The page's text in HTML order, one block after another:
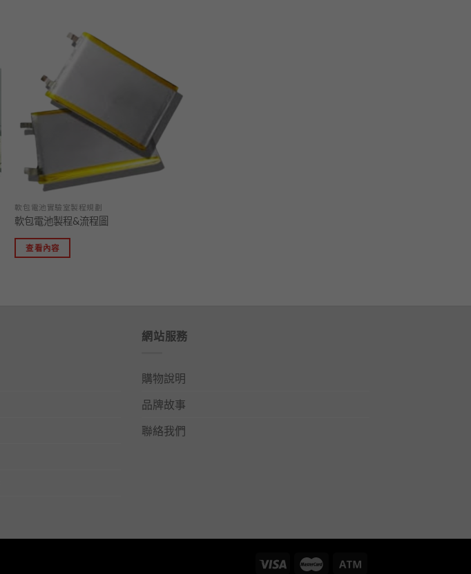
望清
單」
軟包電池實驗室製程規劃
軟包電池製程&流程圖
查看內容
網站服務
購物說明
品牌故事
聯絡我們